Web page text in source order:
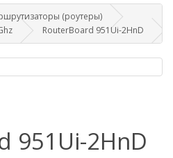
47
mail@router.kg
(роутеры)
RouterBoard 951Ui-2HnD
951Ui-2HnD